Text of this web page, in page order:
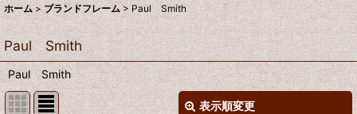
ホーム > ブランドフレーム > Paul Smith
Paul Smith
Paul Smith
表示順変更